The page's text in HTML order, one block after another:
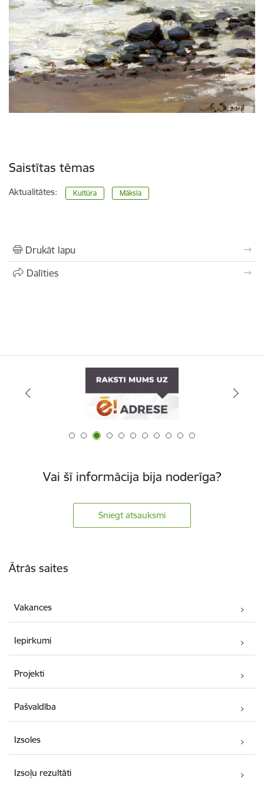
Saistītas tēmas
Aktualitātes: Kultūra Māksla
Drukāt lapu
Dalīties
Vai šī informācija bija noderīga?
Sniegt atsauksmi
Ātrās saites
Vakances
Iepirkumi
Projekti
Pašvaldība
Izsoles
Izsoļu rezultāti